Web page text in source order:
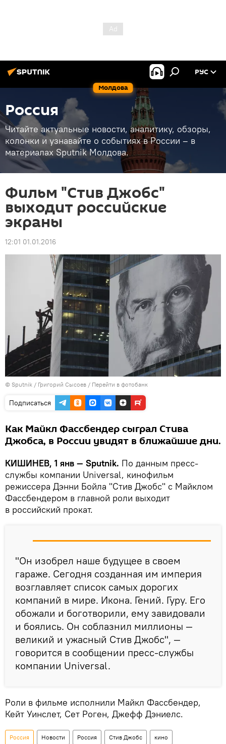
Молдова
РУС
Россия
Читайте актуальные новости, аналитику, обзоры,
колонки и узнавайте о событиях в России – в
материалах Sputnik Молдова.
Фильм "Стив Джобс"
выходит российские
экраны
12:01 01.01.2016
© Sputnik / Григорий Сысоев / Перейти в фотобанк
Подписаться
Как Майкл Фассбендер сыграл Стива
Джобса, в России увидят в ближайшие дни.
КИШИНЕВ, 1 янв — Sputnik. По данным пресс-
службы компании Universal, кинофильм
режиссера Дэнни Бойла "Стив Джобс" c Майклом
Фассбендером в главной роли выходит
в российский прокат.
"Он изобрел наше будущее в своем
гараже. Сегодня созданная им империя
возглавляет список самых дорогих
компаний в мире. Икона. Гений. Гуру. Его
обожали и боготворили, ему завидовали
и боялись. Он соблазнил миллионы —
великий и ужасный Стив Джобс", —
говорится в сообщении пресс-службы
компании Universal.
Роли в фильме исполнили Майкл Фассбендер,
Кейт Уинслет, Сет Роген, Джефф Дэниелс.
Россия Новости Россия Стив Джобс кино